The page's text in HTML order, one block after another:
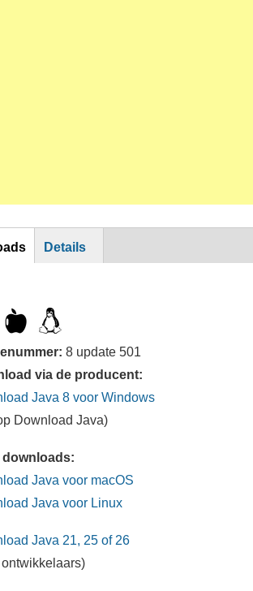
Details
8 update 501
via de producent:
Java 8 voor Windows
Download Java)
downloads:
Java voor macOS
Java voor Linux
Java 21, 25 of 26